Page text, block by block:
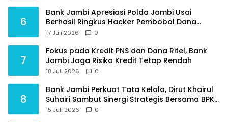
6
Bank Jambi Apresiasi Polda Jambi Usai
Berhasil Ringkus Hacker Pembobol Dana
Nasabah
17 Juli 2026 0
7
Fokus pada Kredit PNS dan Dana Ritel, Bank
Jambi Jaga Risiko Kredit Tetap Rendah
18 Juli 2026 0
8
Bank Jambi Perkuat Tata Kelola, Dirut Khairul
Suhairi Sambut Sinergi Strategis Bersama BPKP
Jambi
15 Juli 2026 0